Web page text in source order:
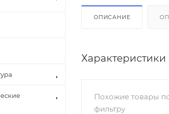
ОПИСАНИЕ
Характеристики
Похожие товары
фильтру